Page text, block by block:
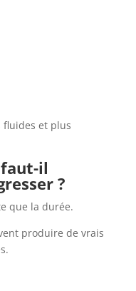
fluides et plus
il
?
que la durée.
produire de vrais